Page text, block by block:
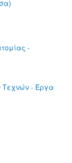
-
Τεχνών - Έργα